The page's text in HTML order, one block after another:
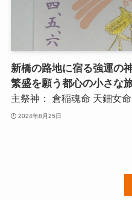
新橋の路地に宿る強運の
繁盛を願う都心の小さな
主祭神： 倉稲魂命 天鈿女命
2024年8月25日